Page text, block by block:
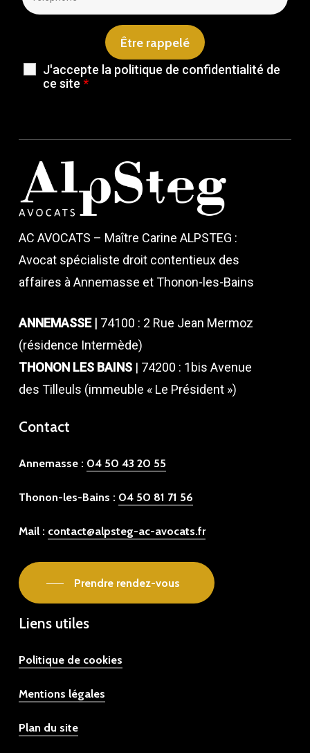
J'accepte la politique de confidentialité de
ce site *
AC AVOCATS – Maître Carine ALPSTEG :
Avocat spécialiste droit contentieux des
affaires à Annemasse et Thonon-les-Bains
ANNEMASSE | 74100 : 2 Rue Jean Mermoz
(résidence Intermède)
THONON LES BAINS| 74200 : 1bis Avenue
des Tilleuls (immeuble « Le Président »)
Contact
Annemasse : 04 50 43 20 55
Thonon-les-Bains : 04 50 81 71 56
Mail : contact@alpsteg-ac-avocats.fr
Prendre rendez-vous
Liens utiles
Politique de cookies
Mentions légales
Plan du site